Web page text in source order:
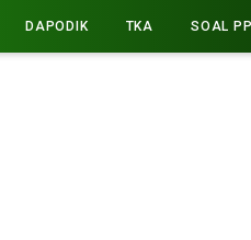
DAPODIK TKA SOAL